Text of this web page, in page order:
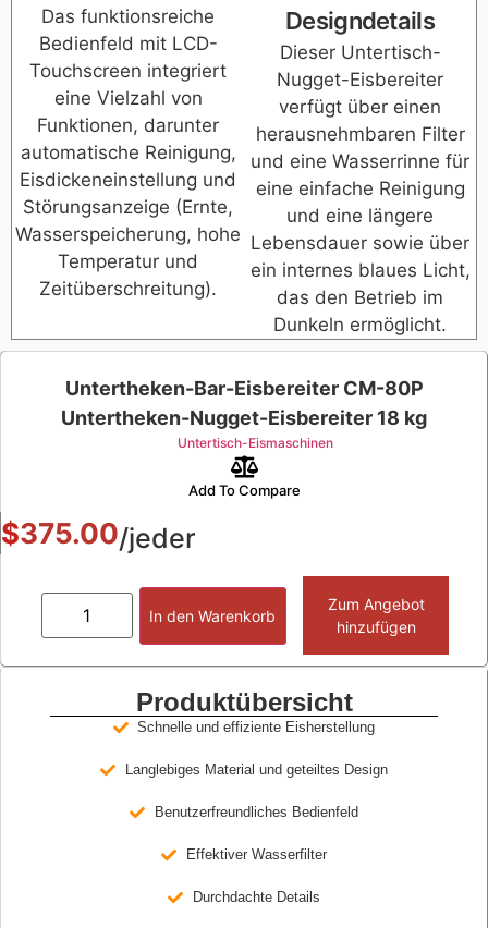
Das funktionsreiche
Bedienfeld mit LCD-
Touchscreen integriert
eine Vielzahl von
Funktionen, darunter
automatische Reinigung,
Eisdickeneinstellung und
Störungsanzeige (Ernte,
Wasserspeicherung, hohe
Temperatur und
Zeitüberschreitung).
Designdetails
Dieser Untertisch-
Nugget-Eisbereiter
verfügt über einen
herausnehmbaren Filter
und eine Wasserrinne für
eine einfache Reinigung
und eine längere
Lebensdauer sowie über
ein internes blaues Licht,
das den Betrieb im
Dunkeln ermöglicht.
Untertheken-Bar-Eisbereiter CM-80P
Untertheken-Nugget-Eisbereiter 18 kg
Untertisch-Eismaschinen
Add To Compare
$375.00/jeder
In den Warenkorb
Zum Angebot
hinzufügen
Produktübersicht
Schnelle und effiziente Eisherstellung
Langlebiges Material und geteiltes Design
Benutzerfreundliches Bedienfeld
Effektiver Wasserfilter
Durchdachte Details